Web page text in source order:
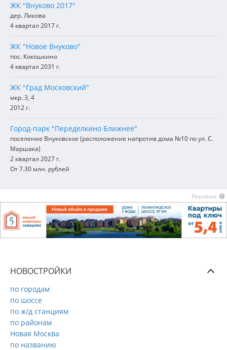
ЖК "Внуково 2017"
дер. Ликова
4 квартал 2017 г.
ЖК "Новое Внуково"
пос. Кокошкино
4 квартал 2031 г.
ЖК "Град Московский"
мкр. 3, 4
2012 г.
Город-парк "Переделкино Ближнее"
поселение Внуковское (расположение напротив дома №10 по ул. С.
Маршака)
2 квартал 2027 г.
От 7.30 млн. рублей
Реклама
НОВОСТРОЙКИ
по городам
по шоссе
по ж/д станциям
по районам
Новая Москва
по названию